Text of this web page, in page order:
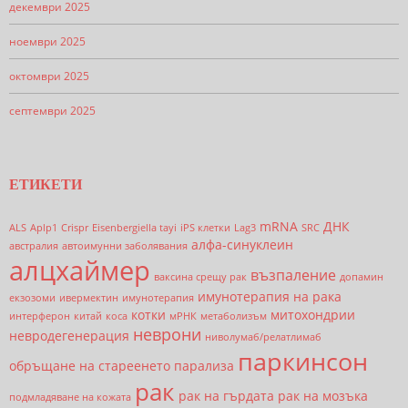
декември 2025
ноември 2025
октомври 2025
септември 2025
ЕТИКЕТИ
ALS Aplp1 Crispr Eisenbergiella tayi iPS клетки Lag3 mRNA SRC ДНК
австралия автоимунни заболявания алфа-синуклеин
алцхаймер ваксина срещу рак възпаление допамин
екзозоми ивермектин имунотерапия имунотерапия на рака
интерферон китай коса котки мРНК метаболизъм митохондрии
невродегенерация неврони ниволумаб/релатлимаб
обръщане на стареенето парализа паркинсон
подмладяване на кожата рак рак на гърдата рак на мозъка